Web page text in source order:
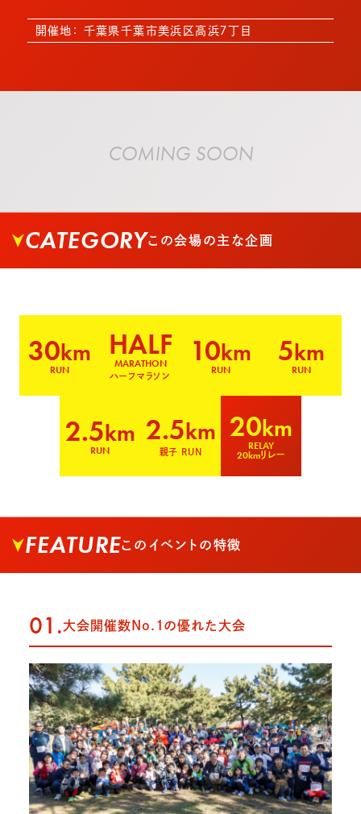
開催地： 千葉県千葉市美浜区高浜７丁目
COMING SOON
CATEGORYこの会場の主な企画
30km
RUN
HALF
MARATHON
ハーフマラソン
10km
RUN
5km
RUN
2.5km
RUN
2.5km
親子 RUN
20km
RELAY
20kmリレー
FEATUREこのイベントの特徴
01.大会開催数No.1の優れた大会